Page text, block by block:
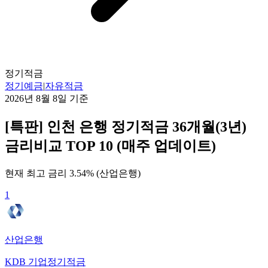
정기적금
정기예금|자유적금
2026년 8월 8일 기준
[특판] 인천 은행 정기적금 36개월(3년)
금리비교 TOP 10 (매주 업데이트)
현재 최고 금리 3.54% (산업은행)
1
산업은행
KDB 기업정기적금